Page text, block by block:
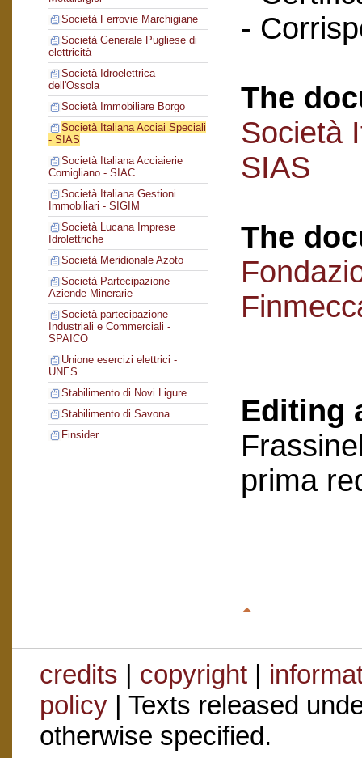
Società Ferrovie Marchigiane
Società Generale Pugliese di
elettricità
Società Idroelettrica
dell'Ossola
Società Immobiliare Borgo
Società Italiana Acciai Speciali
- SIAS
Società Italiana Acciaierie
Cornigliano - SIAC
Società Italiana Gestioni
Immobiliari - SIGIM
Società Lucana Imprese
Idrolettriche
Società Meridionale Azoto
Società Partecipazione
Aziende Minerarie
Società partecipazione
Industriali e Commerciali -
SPAICO
Unione esercizi elettrici -
UNES
Stabilimento di Novi Ligure
Stabilimento di Savona
Finsider
-
The
Società
SIAS
The
Editing
prima
credits | copyright|
policy| Texts released
otherwise specified.